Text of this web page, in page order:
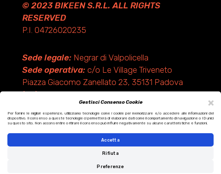
×
Gestisci Consenso Cookie
Per fornire le migliori esperienze, utilizziamo tecnologie come i cookie per memorizzare e/o accedere alle informazioni del
dispositivo. Il consenso a queste tecnologie ci permetterà di elaborare dati come il comportamento di navigazione o ID unici
su questo sito. Non acconsentire o ritirare il consenso può influire negativamente su alcune caratteristiche e funzioni.
Accetta
Rifiuta
Preferenze
© 2023 BIKEEN S.R.L. ALL RIGHTS
RESERVED
P.I. 04726020235
Sede legale:Negrar di Valpolicella
Sede operativa:c/o Le Village Triveneto
Piazza Giacomo Zanellato 23, 35131 Padova
(PD)
Design by KF ADV
Development by Italix.net